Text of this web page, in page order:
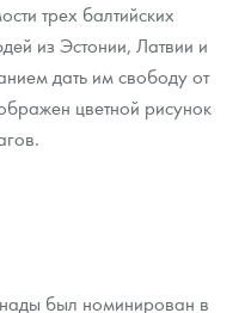
трех балтийских
из Эстонии, Латвии и
дать им свободу от
цветной рисунок
был номинирован в